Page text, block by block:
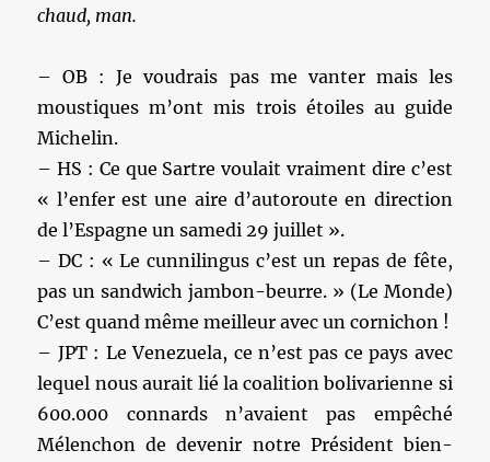
chaud, man.
– OB : Je voudrais pas me vanter mais les
moustiques m’ont mis trois étoiles au guide
Michelin.
– HS : Ce que Sartre voulait vraiment dire c’est
« l’enfer est une aire d’autoroute en direction
de l’Espagne un samedi 29 juillet ».
– DC : « Le cunnilingus c’est un repas de fête,
pas un sandwich jambon-beurre. » (Le Monde)
C’est quand même meilleur avec un cornichon !
– JPT : Le Venezuela, ce n’est pas ce pays avec
lequel nous aurait lié la coalition bolivarienne si
600.000 connards n’avaient pas empêché
Mélenchon de devenir notre Président bien-